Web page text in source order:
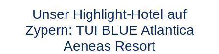
Unser Highlight-Hotel auf
Zypern: TUI BLUE Atlantica
Aeneas Resort